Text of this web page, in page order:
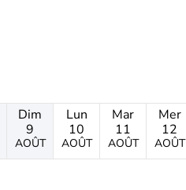
Dim
9
AOÛT
Lun
10
AOÛT
Mar
11
AOÛT
Mer
12
AOÛT